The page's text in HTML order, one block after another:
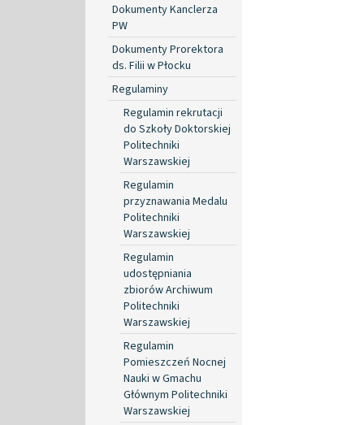
Dokumenty Kanclerza
PW
Dokumenty Prorektora
ds. Filii w Płocku
Regulaminy
Regulamin rekrutacji
do Szkoły Doktorskiej
Politechniki
Warszawskiej
Regulamin
przyznawania Medalu
Politechniki
Warszawskiej
Regulamin
udostępniania
zbiorów Archiwum
Politechniki
Warszawskiej
Regulamin
Pomieszczeń Nocnej
Nauki w Gmachu
Głównym Politechniki
Warszawskiej